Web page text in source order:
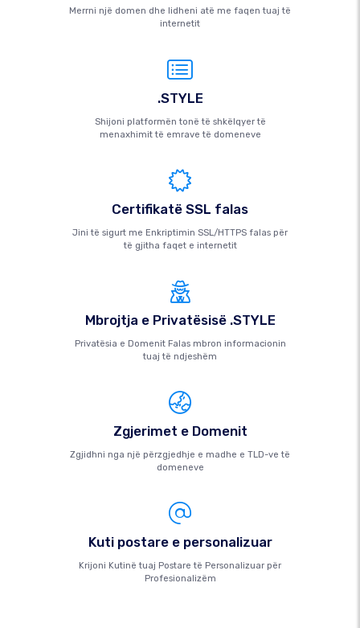
Merrni një domen dhe lidheni atë me faqen tuaj të
internetit
.STYLE
Shijoni platformën tonë të shkëlqyer të
menaxhimit të emrave të domeneve
Certifikatë SSL falas
Jini të sigurt me Enkriptimin SSL/HTTPS falas për
të gjitha faqet e internetit
Mbrojtja e Privatësisë .STYLE
Privatësia e Domenit Falas mbron informacionin
tuaj të ndjeshëm
Zgjerimet e Domenit
Zgjidhni nga një përzgjedhje e madhe e TLD-ve të
domeneve
Kuti postare e personalizuar
Krijoni Kutinë tuaj Postare të Personalizuar për
Profesionalizëm